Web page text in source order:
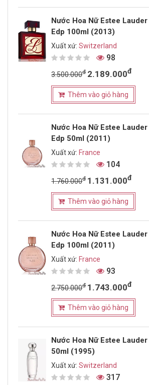
Nước Hoa Nữ Estee
Edp 100ml (2013)
Xuất xứ:Switzerland
98
3.500.000đ 2.189.000đ
Thêm vào giỏ hàng
Nước Hoa Nữ Estee
Edp 50ml (2011)
Xuất xứ: France
104
1.760.000đ 1.131.000đ
Thêm vào giỏ hàng
Nước Hoa Nữ Estee
Edp 100ml (2011)
Xuất xứ: France
93
2.750.000đ 1.743.000đ
Thêm vào giỏ hàng
Nước Hoa Nữ Estee
50ml (1995)
Xuất xứ:Switzerland
317